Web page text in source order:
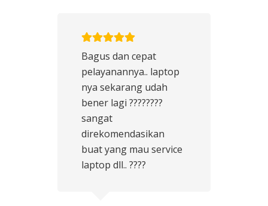
Bagus dan cepat
pelayanannya.. laptop
nya sekarang udah
bener lagi ????????
sangat
direkomendasikan
buat yang mau service
laptop dll.. ????